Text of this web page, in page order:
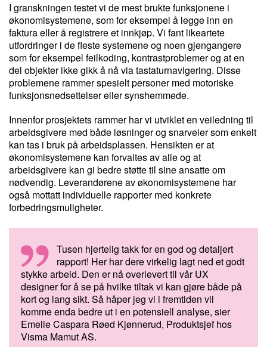
I granskningen testet vi de mest brukte funksjonene i
økonomisystemene, som for eksempel å legge inn en
faktura eller å registrere et innkjøp. Vi fant likeartete
utfordringer i de fleste systemene og noen gjengangere
som for eksempel feilkoding, kontrastproblemer og at en
del objekter ikke gikk å nå via tastaturnavigering. Disse
problemene rammer spesielt personer med motoriske
funksjonsnedsettelser eller synshemmede.
Innenfor prosjektets rammer har vi utviklet en veiledning til
arbeidsgivere med både løsninger og snarveier som enkelt
kan tas i bruk på arbeidsplassen. Hensikten er at
økonomisystemene kan forvaltes av alle og at
arbeidsgivere kan gi bedre støtte til sine ansatte om
nødvendig. Leverandørene av økonomisystemene har
også mottatt individuelle rapporter med konkrete
forbedringsmuligheter.
Tusen hjertelig takk for en god og detaljert
rapport! Her har dere virkelig lagt ned et godt
stykke arbeid. Den er nå overlevert til vår UX
designer for å se på hvilke tiltak vi kan gjøre både på
kort og lang sikt. Så håper jeg vi i fremtiden vil
komme enda bedre ut i en potensiell analyse, sier
Emelie Caspara Røed Kjønnerud, Produktsjef hos
Visma Mamut AS.